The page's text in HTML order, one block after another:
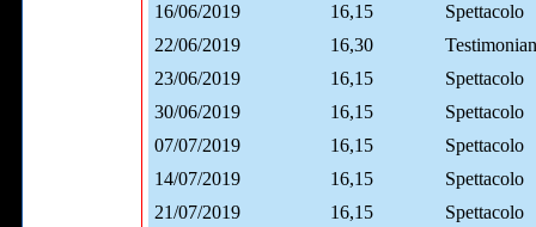
16/06/2019
16,15
Spettacolo
22/06/2019
16,30
23/06/2019
16,15
Spettacolo
30/06/2019
16,15
Spettacolo
07/07/2019
16,15
Spettacolo
14/07/2019
16,15
Spettacolo
21/07/2019
16,15
Spettacolo